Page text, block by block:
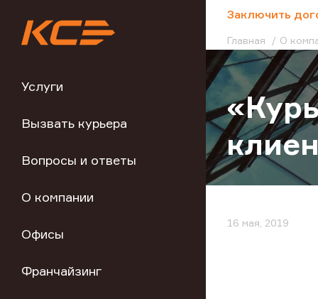
Услуги
Вызвать курьера
Вопросы и ответы
О компании
Офисы
Франчайзинг
Заключить
Главная О
16 мая, 2019